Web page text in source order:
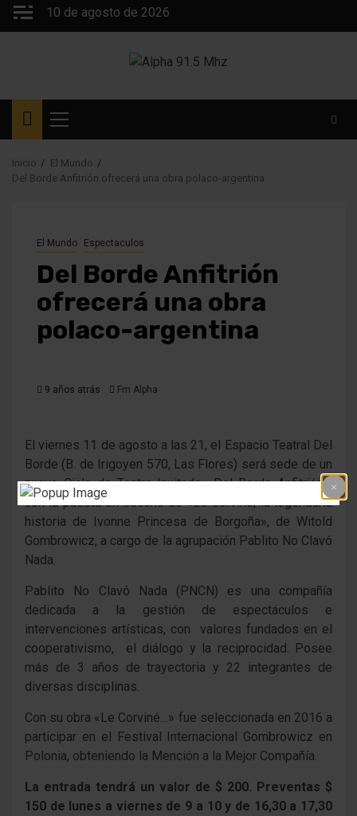
Saltar
10 de agosto de 2026
Menú
principal
Inicio
El Mundo
Del Borde Anfitrión ofrecerá una obra polaco-argentina
El Mundo Espectaculos
Del Borde Anfitrión
ofrecerá una obra
polaco-argentina
9 años atrás Fm Alpha
El viernes 11 de agosto a las 21, el Espacio Teatral Del
Borde (B. de Irigoyen 570, Las Flores) será sede de un
nuevo Ciclo de Teatro Invitado «Del Borde Anfitrión»,
con la puesta en escena de «Le Corviné, la legendaria
historia de Ivonne Princesa de Borgoña», de Witold
Gombrowicz, a cargo de la agrupación Pablito No Clavó
Nada.
Pablito No Clavó Nada (PNCN) es una compañía
dedicada a la gestión de espectáculos e
intervenciones artísticas, con valores fundados en el
cooperativismo, el diálogo y la reciprocidad. Posee
más de 3 años de trayectoria y 22 integrantes de
diversas disciplinas.
Con su obra «Le Corviné…» fue seleccionada en 2016 a
participar en el Festival Internacional Gombrowicz en
Polonia, obteniendo la Mención a la Mejor Compañía.
La entrada tendrá un valor de $ 200. Preventas $
150 de lunes a viernes de 9 a 10 y de 16,30 a 17,30